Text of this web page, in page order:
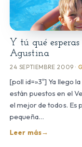
Y tú qué
Agustina
24 SEPTIEMBRE 2009 ·
[poll id=»3″] Ya llego
están puestos en el
el mejor de todos. Es
pequeña…
Leer más→